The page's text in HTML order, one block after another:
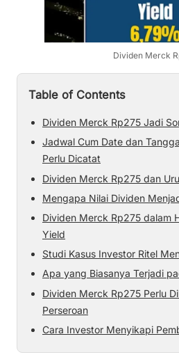
Dividen Merck
Table of Contents
Dividen Merck Rp275 Jadi
Jadwal Cum Date dan
Perlu Dicatat
Dividen Merck Rp275 dan
Mengapa Nilai Dividen
Dividen Merck Rp275 dalam
Yield
Studi Kasus Investor Ritel
Apa yang Biasanya Terjadi
Dividen Merck Rp275 Perlu
Perseroan
Cara Investor Menyikapi